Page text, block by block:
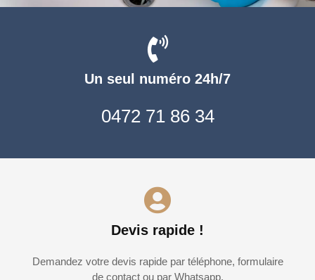
Un seul numéro 24h/7
0472 71 86 34
Devis rapide !
Demandez votre devis rapide par téléphone, formulaire
de contact ou par Whatsapp.